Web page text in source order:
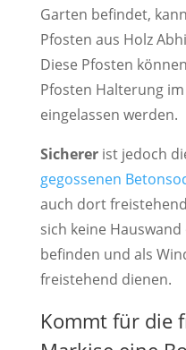
Garten befindet,
Pfosten aus Holz
Diese Pfosten
Pfosten Halterung
eingelassen werden.
Sichererist jedoch
gegossenen
auch dort
sich keine
befinden und als
freistehend dienen.
Kommt für die